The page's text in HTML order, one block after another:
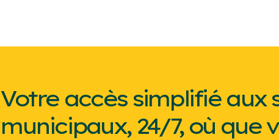
Votre accès simplifié aux
municipaux, 24/7, où que